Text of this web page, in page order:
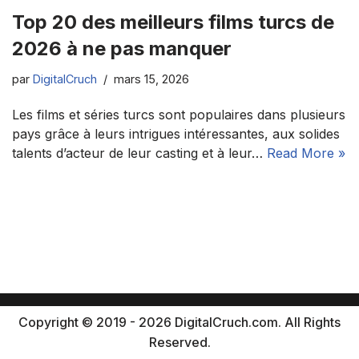
Top 20 des meilleurs films turcs de
2026 à ne pas manquer
par DigitalCruch mars 15, 2026
Les films et séries turcs sont populaires dans plusieurs
pays grâce à leurs intrigues intéressantes, aux solides
talents d’acteur de leur casting et à leur… Read More »
Copyright © 2019 - 2026 DigitalCruch.com. All Rights
Reserved.